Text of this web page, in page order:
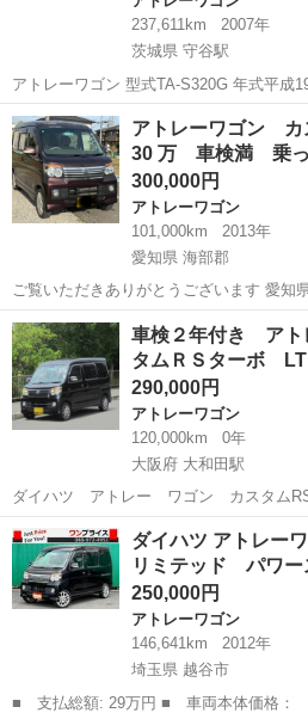
237,611km
2007年
茨城県 守谷駅
アトレーワゴン 型式TA-S320G 年式平成
Ｒ10年3月 パワーステアリング パワーウインドウ ナビ ETC フロント
フォグランプ ターボエンジン キーレスエ
茨城 坂東市 守谷駅 アトレー
アトレーワゴン カ
30 万 車検満 乗っ
300,000円
アトレーワゴン
101,000km
2013年
愛知県 海部郡
ご覧いただきありがとうございます 愛知県海部郡大治町より そのまま
購入ok 現車確認 こみこみ 30 平成25年式 ダイハツ アトレーワ
ゴンカスタムRSリミテッド 走行距離
ワン...
愛知 海部郡 アトレーワゴン
車検２年付き ア
タムＲＳターボ
290,000円
アトレーワゴン
120,000km
0年
大阪府 大和田駅
ダイハツ アトレー ワゴン カスタム
す。 大きな軽ミニバン、軽ワンボックスなので大量の荷物を積めて便
利です。 両側スライドドアで乗り降りも楽です。 年式距離問わず超高
騰...
大阪 門真市 大和田駅 アトレ
ダイハツ アトレー
リミテッド パワ
250,000円
アトレーワゴン
146,641km
2012年
埼玉県 越谷市
■ 支払総額: 29万円 ■ 車両本体価格： 250,000 円 ■ メーカー